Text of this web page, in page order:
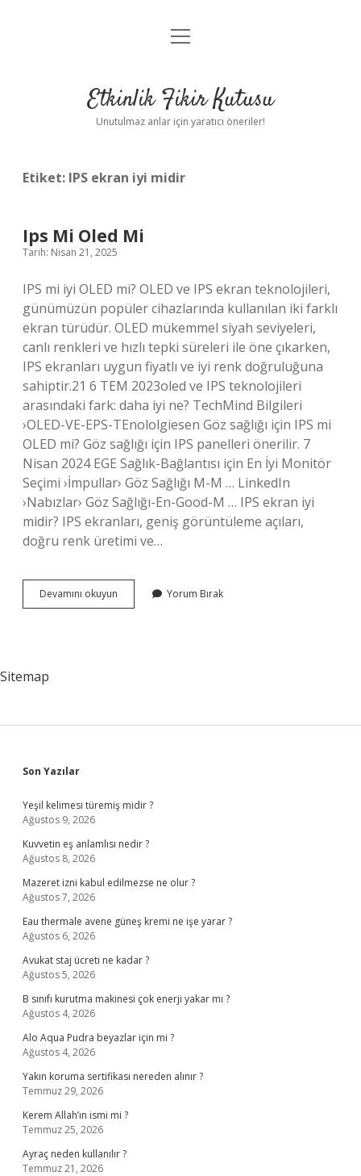
Anasayfa
Yasal Uyarı
menüyü
Etkinlik Fikir Kutusu
Unutulmaz anlar için yaratıcı öneriler!
Etiket: IPS ekran iyi midir
Ips Mi Oled Mi
Tarih: Nisan 21, 2025
IPS mi iyi OLED mi? OLED ve IPS ekran teknolojileri,
günümüzün popüler cihazlarında kullanılan iki farklı
ekran türüdür. OLED mükemmel siyah seviyeleri,
canlı renkleri ve hızlı tepki süreleri ile öne çıkarken,
IPS ekranları uygun fiyatlı ve iyi renk doğruluğuna
sahiptir.21 6 TEM 2023oled ve IPS teknolojileri
arasındaki fark: daha iyi ne? TechMind Bilgileri
›OLED-VE-EPS-TEnololgiesen Göz sağlığı için IPS mi
OLED mi? Göz sağlığı için IPS panelleri önerilir. 7
Nisan 2024 EGE Sağlık-Bağlantısı için En İyi Monitör
Seçimi ›İmpullar› Göz Sağlığı M-M … LinkedIn
›Nabızlar› Göz Sağlığı-En-Good-M … IPS ekran iyi
midir? IPS ekranları, geniş görüntüleme açıları,
doğru renk üretimi ve…
Devamını okuyun
Mi
Yorum Bırak
Sitemap
Sidebar
Son Yazılar
Yeşil kelimesi türemiş midir ?
Ağustos 9, 2026
Kuvvetin eş anlamlısı nedir ?
Ağustos 8, 2026
Mazeret izni kabul edilmezse ne olur ?
Ağustos 7, 2026
Eau thermale avene güneş kremi ne işe yarar ?
Ağustos 6, 2026
Avukat staj ücreti ne kadar ?
Ağustos 5, 2026
B sınıfı kurutma makinesi çok enerji yakar mı ?
Ağustos 4, 2026
Alo Aqua Pudra beyazlar için mi ?
Ağustos 4, 2026
Yakın koruma sertifikası nereden alınır ?
Temmuz 29, 2026
Kerem Allah’ın ismi mi ?
Temmuz 25, 2026
Ayraç neden kullanılır ?
Temmuz 21, 2026